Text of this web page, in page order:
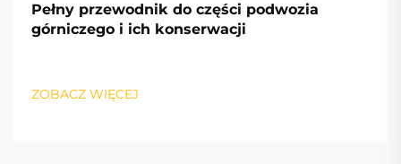
Pełny przewodnik do części podwozia
górniczego i ich konserwacji
ZOBACZ WIĘCEJ